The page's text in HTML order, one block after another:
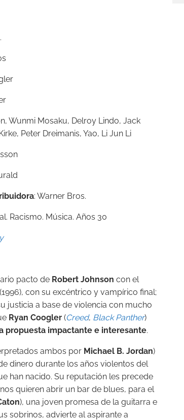
Wunmi Mosaku, Delroy Lindo, Jack
Peter Dreimanis, Yao, Li Jun Li
: Warner Bros.
Racismo. Música. Años 30
pacto de Robert Johnson con el
con su excéntrico y vampírico final;
justicia a base de violencia con mucho
Ryan Coogler (Creed, Black Panther)
propuesta impactante e interesante.
ambos por Michael B. Jordan)
dinero durante los años violentos del
han nacido. Su reputación les precede
quieren abrir un bar de blues, para el
), una joven promesa de la guitarra e
sobrinos, advierte al aspirante a